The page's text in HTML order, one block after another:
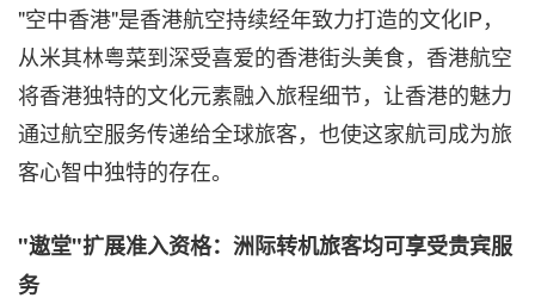
"空中香港"是香港航空持续经年致力打造的文化IP，
从米其林粤菜到深受喜爱的香港街头美食，香港航空
将香港独特的文化元素融入旅程细节，让香港的魅力
通过航空服务传递给全球旅客，也使这家航司成为旅
客心智中独特的存在。
"遨堂"扩展准入资格：洲际转机旅客均可享受贵宾服
务